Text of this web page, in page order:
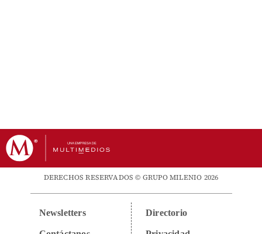
DERECHOS RESERVADOS © GRUPO MILENIO 2026
Newsletters Directorio